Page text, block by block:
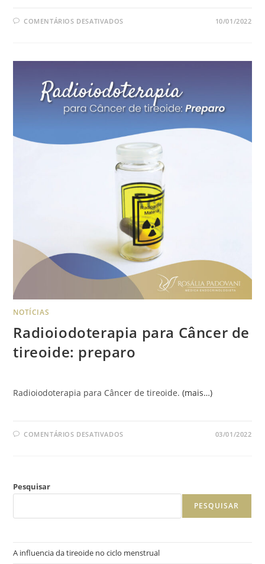
COMENTÁRIOS DESATIVADOS 10/01/2022
NOTÍCIAS
Radioiodoterapia para Câncer de
tireoide: preparo
Radioiodoterapia para Câncer de tireoide.(mais…)
COMENTÁRIOS DESATIVADOS 03/01/2022
Pesquisar
PESQUISAR
A influencia da tireoide no ciclo menstrual